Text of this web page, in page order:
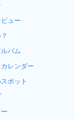
ュー
バム
レンダー
ポット